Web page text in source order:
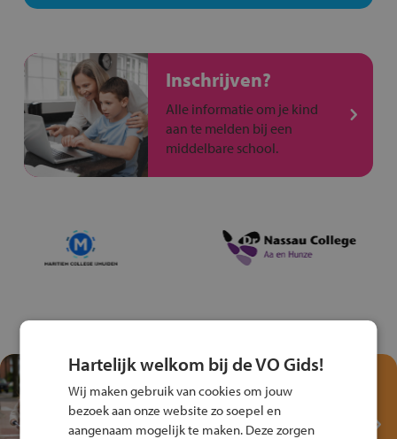
Inschrijven?
Alle informatie om je kind
aan te melden bij een
middelbare school.
Test je kennis met het
Fiets Veilig
Verkeersspel!
Hartelijk welkom bij de VO Gids!
Wij maken gebruik van cookies om jouw
bezoek aan onze website zo soepel en
aangenaam mogelijk te maken. Deze zorgen